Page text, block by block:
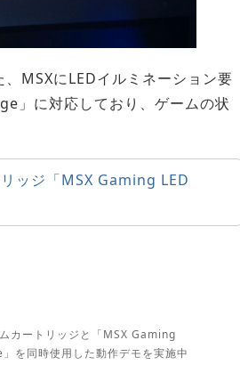
MSXにLEDイルミネーション要
」に対応しており、ゲームの状
ッジ「MSX Gaming LED
カートリッジと「MSX Gaming
を同時使用した動作デモを実施中